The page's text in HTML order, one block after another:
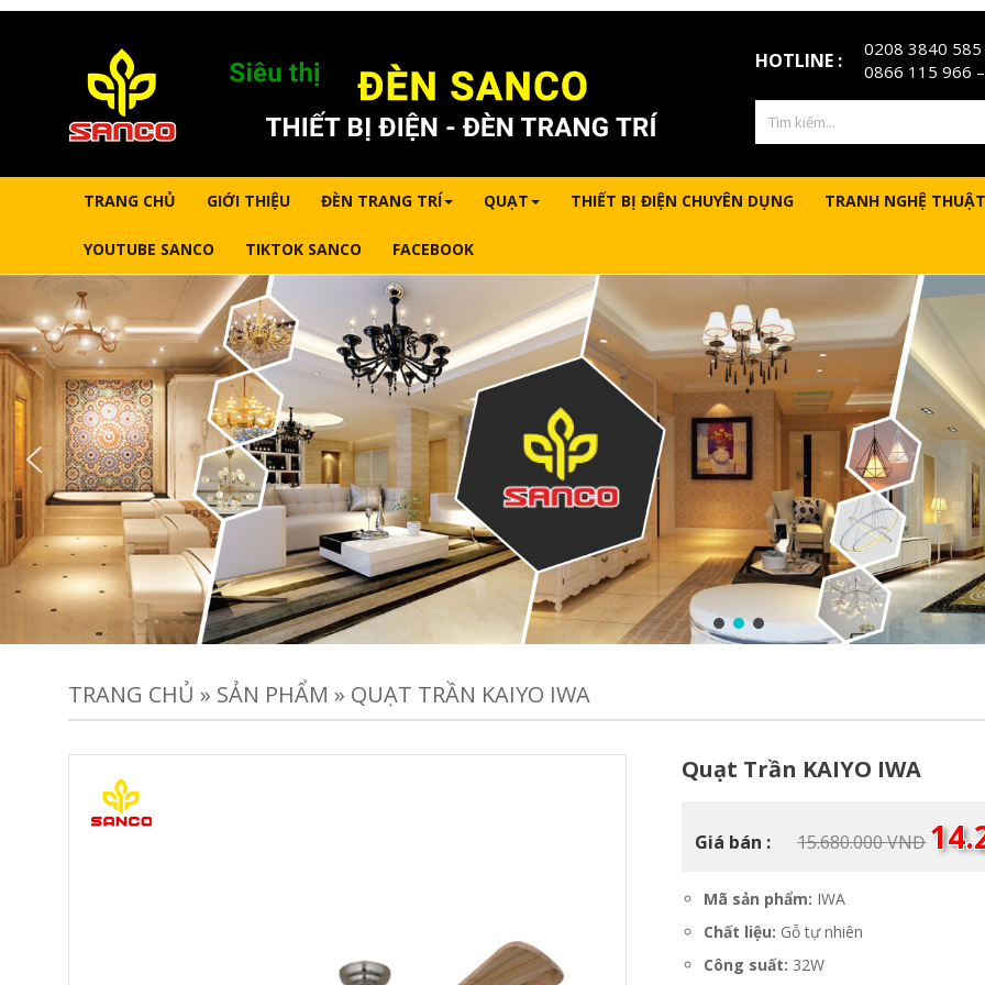
HOTLINE : 0208 3840 585
0866 115 966
TRANG CHỦ GIỚI THIỆU ĐÈN TRANG TRÍ QUẠT THIẾT BỊ ĐIỆN CHUYÊN DỤNG TRANH NGHỆ
YOUTUBE SANCO TIKTOK SANCO FACEBOOK
TRANG CHỦ » SẢN PHẨM » QUẠT TRẦN KAIYO IWA
Quạt Trần KAIYO IWA
Giá bán : 15.680.000VNĐ
Giá
gốc
Mã sản phẩm: IWA
Chất liệu: Gỗ tự nhiên
Công suất: 32W